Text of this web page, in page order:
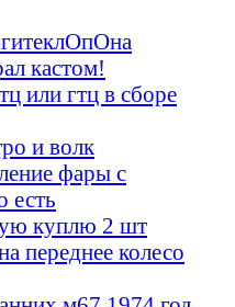
кастом!
или гтц в сборе
и волк
фары с
есть
куплю 2 шт
переднее колесо